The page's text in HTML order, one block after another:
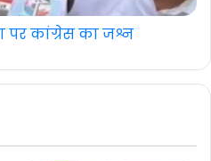
कांग्रेस का जश्न